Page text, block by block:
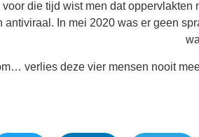
die tijd wist men dat
In mei 2020 was er geen
verlies deze vier mensen nooit